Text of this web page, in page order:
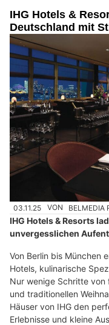
IHG Hotels &
Deutschland mit
03.11.25 VON BELMEDIA
IHG Hotels & Resorts
unvergesslichen
Von Berlin bis München
Hotels, kulinarische
Nur wenige Schritte
und traditionellen
Häuser von IHG den
Erlebnisse und kleine